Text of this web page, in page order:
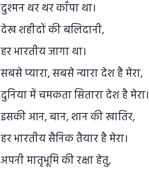
दुश्मन थर थर काँपा था।
देख शहीदों की बलिदानी,
हर भारतीय जागा था।
सबसे प्यारा, सबसे न्यारा देश है मेरा,
दुनिया में चमकता सितारा देश है मेरा।
इसकी आन, बान, शान की खातिर,
हर भारतीय सैनिक तैयार है मेरा।
अपनी मातृभूमि की रक्षा हेतु,